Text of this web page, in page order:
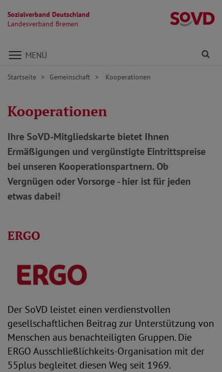
Sozialverband Deutschland
Landesverband Bremen
Direkt zu den Inhalten springen
MENÜ
Startseite Gemeinschaft Kooperationen
Kooperationen
Ihre SoVD-Mitgliedskarte bietet Ihnen
Ermäßigungen und vergünstigte Eintrittspreise
bei unseren Kooperationspartnern. Ob
Vergnügen oder Vorsorge - hier ist für jeden
etwas dabei!
ERGO
Der SoVD leistet einen verdienstvollen
gesellschaftlichen Beitrag zur Unterstützung von
Menschen aus benachteiligten Gruppen. Die
ERGO Ausschließlichkeits-Organisation mit der
55plus begleitet diesen Weg seit 1969.